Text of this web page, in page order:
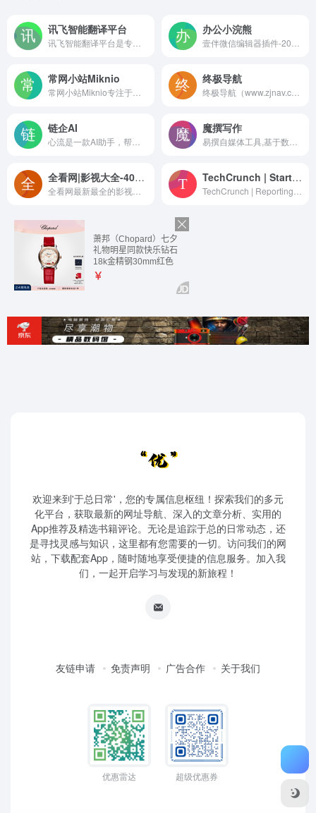
讯飞智能翻译平台 办公小浣熊
常网小站Miknio 终极导航
链企AI 魔撰写作
全看网|影视大全-4080新视觉影院-好看的电影-速看影视 TechCrunch | Startup and Technology News
欢迎来到'于总日常'，您的专属信息枢纽！探索我们的多元
化平台，获取最新的网址导航、深入的文章分析、实用的
App推荐及精选书籍评论。无论是追踪于总的日常动态，还
是寻找灵感与知识，这里都有您需要的一切。访问我们的网
站，下载配套App，随时随地享受便捷的信息服务。加入我
们，一起开启学习与发现的新旅程！
友链申请 免责声明 广告合作 关于我们
优惠雷达 超级优惠券